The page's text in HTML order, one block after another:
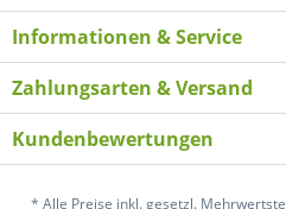
Informationen & Service
Zahlungsarten & Versand
Kundenbewertungen
* Alle Preise inkl. gesetzl.